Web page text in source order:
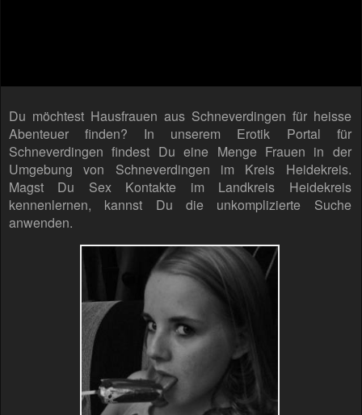
Du möchtest Hausfrauen aus Schneverdingen für heisse
Abenteuer finden? In unserem Erotik Portal für
Schneverdingen findest Du eine Menge Frauen in der
Umgebung von Schneverdingen im Kreis Heidekreis.
Magst Du Sex Kontakte im Landkreis Heidekreis
kennenlernen, kannst Du die unkomplizierte Suche
anwenden.